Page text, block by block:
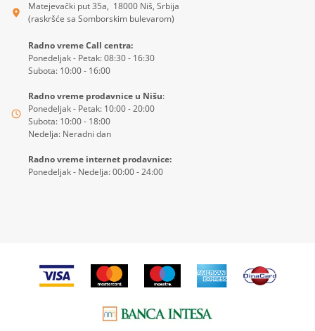
Matejevački put 35a, 18000 Niš, Srbija
(raskršće sa Somborskim bulevarom)
Radno vreme Call centra:
Ponedeljak - Petak: 08:30 - 16:30
Subota: 10:00 - 16:00
Radno vreme prodavnice u Nišu:
Ponedeljak - Petak: 10:00 - 20:00
Subota: 10:00 - 18:00
Nedelja: Neradni dan
Radno vreme internet prodavnice:
Ponedeljak - Nedelja: 00:00 - 24:00